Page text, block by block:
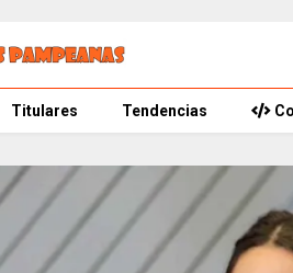
Titulares Tendencias